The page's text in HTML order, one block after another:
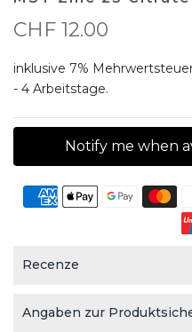
CHF 12.00
inklusive 7%
- 4 Arbeitstage.
Notify me when
Recenze
Angaben zur